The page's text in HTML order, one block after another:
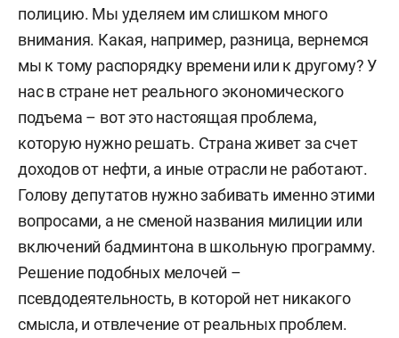
полицию. Мы уделяем им слишком много
внимания. Какая, например, разница, вернемся
мы к тому распорядку времени или к другому? У
нас в стране нет реального экономического
подъема – вот это настоящая проблема,
которую нужно решать. Страна живет за счет
доходов от нефти, а иные отрасли не работают.
Голову депутатов нужно забивать именно этими
вопросами, а не сменой названия милиции или
включений бадминтона в школьную программу.
Решение подобных мелочей –
псевдодеятельность, в которой нет никакого
смысла, и отвлечение от реальных проблем.